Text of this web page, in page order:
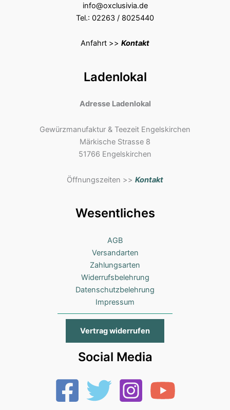
info@oxclusivia.de
Tel.: 02263 / 8025440
Anfahrt >> Kontakt
Ladenlokal
Adresse Ladenlokal
Gewürzmanufaktur & Teezeit Engelskirchen
Märkische Strasse 8
51766 Engelskirchen
Öffnungszeiten >> Kontakt
Wesentliches
AGB
Versandarten
Zahlungsarten
Widerrufsbelehrung
Datenschutzbelehrung
Impressum
Vertrag widerrufen
Social Media